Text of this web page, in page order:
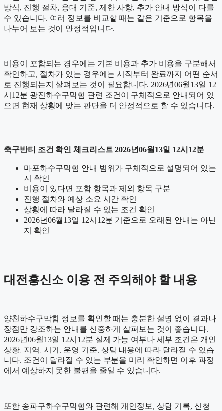
방식, 진행 절차, 응대 기준, 제한 사항, 추가 안내 방식이 다를
수 있습니다. 여러 정보를 비교할 때는 같은 기준으로 항목을
나누어 보는 것이 안정적입니다.
비용이 포함되는 경우에는 기본 비용과 추가 비용을 구분해서
확인하고, 절차가 있는 경우에는 시작부터 완료까지 어떤 순서
로 진행되는지 살펴보는 것이 필요합니다. 2026년06월13일 12
시12분 광진하수구막힘 관련 조건이 구체적으로 안내되어 있
으면 현재 상황에 맞는 판단을 더 안정적으로 할 수 있습니다.
축구반티 조건 확인 체크리스트 2026년06월13일 12시12분
마포하수구막힘 안내 범위가 구체적으로 설명되어 있는
지 확인
비용이 있다면 포함 항목과 제외 항목 구분
진행 절차와 예상 소요 시간 확인
상황에 따라 달라질 수 있는 조건 확인
2026년06월13일 12시12분 기준으로 오래된 안내는 아닌
지 확인
대전흥신소 이용 전 주의해야 할 내용
양천하수구막힘 정보를 확인할 때는 충분한 설명 없이 결과나
장점만 강조하는 안내를 신중하게 살펴보는 것이 좋습니다.
2026년06월13일 12시12분 실제 가능 여부나 세부 조건은 개인
상황, 지역, 시기, 운영 기준, 상담 내용에 따라 달라질 수 있습
니다. 조건이 달라질 수 있는 부분을 미리 확인하면 이후 과정
에서 예상하지 못한 불편을 줄일 수 있습니다.
또한 송파구하수구막힘와 관련해 개인정보, 상담 기록, 신청